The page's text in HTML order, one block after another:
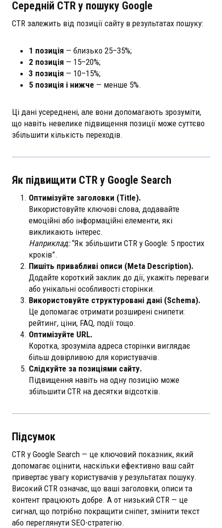
Середній CTR у пошуку Google
CTR залежить від позиції сайту в результатах пошуку:
1 позиція — близько 25–35%;
2 позиція — 15–20%;
3 позиція — 10–15%;
5 позиція і нижче — менше 5%.
Ці дані усереднені, але вони допомагають зрозуміти,
що навіть невелике підвищення позиції може суттєво
збільшити кількість переходів.
Як підвищити CTR у Google Search
Оптимізуйте заголовки (Title).
Використовуйте ключові слова, додавайте
емоційні або інформаційні елементи, які
викликають інтерес.
Наприклад:“Як збільшити CTR у Google: 5 простих
кроків”.
Пишіть привабливі описи (Meta Description).
Додайте короткий заклик до дії, укажіть переваги
або унікальні особливості сторінки.
Використовуйте структуровані дані (Schema).
Це допомагає отримати розширені снипети:
рейтинг, ціни, FAQ, події тощо.
Оптимізуйте URL.
Коротка, зрозуміла адреса сторінки виглядає
більш довірливою для користувачів.
Слідкуйте за позиціями сайту.
Підвищення навіть на одну позицію може
збільшити CTR на десятки відсотків.
Підсумок
CTR у Google Search — це ключовий показник, який
допомагає оцінити, наскільки ефективно ваш сайт
привертає увагу користувачів у результатах пошуку.
Високий CTR означає, що ваші заголовки, описи та
контент працюють добре. А от низький CTR — це
сигнал, що потрібно покращити сніпет, змінити текст
або переглянути SEO-стратегію.